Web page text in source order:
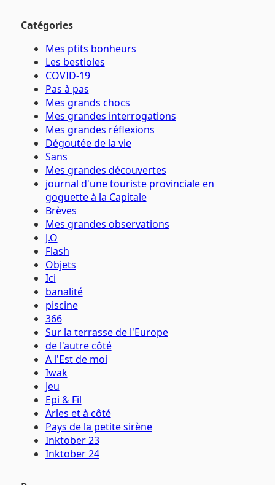
Catégories
Mes ptits bonheurs
Les bestioles
COVID-19
Pas à pas
Mes grands chocs
Mes grandes interrogations
Mes grandes réflexions
Dégoutée de la vie
Sans
Mes grandes découvertes
journal d'une touriste provinciale en
goguette à la Capitale
Brèves
Mes grandes observations
J.O
Flash
Objets
Ici
banalité
piscine
366
Sur la terrasse de l'Europe
de l'autre côté
A l'Est de moi
Iwak
Jeu
Epi & Fil
Arles et à côté
Pays de la petite sirène
Inktober 23
Inktober 24